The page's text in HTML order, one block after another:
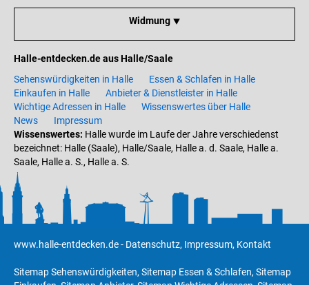
Widmung ⯆
Halle-entdecken.de aus Halle/Saale
Sehenswürdigkeiten in Halle
Essen & Schlafen in Halle
Einkaufen in Halle
Anbieter & Dienstleister in Halle
Wichtige Adressen in Halle
Wissenswertes über Halle
News
Impressum
Wissenswertes: Halle wurde im Laufe der Jahre verschiedenst
bezeichnet: Halle (Saale), Halle/Saale, Halle a. d. Saale, Halle a.
Saale, Halle a. S., Halle a. S.
www.halle-entdecken.de- Datenschutz, Impressum, Kontakt
Sitemap Sehenswürdigkeiten, Sitemap Essen & Schlafen, Sitemap